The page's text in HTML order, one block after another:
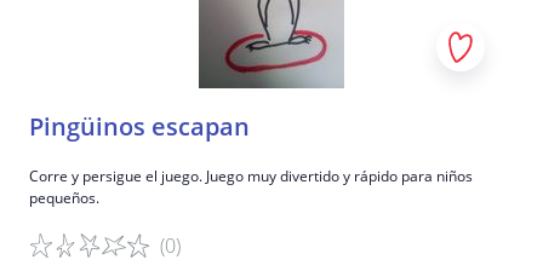
Pingüinos escapan
Corre y persigue el juego. Juego muy divertido y rápido para niños
pequeños.
(0)